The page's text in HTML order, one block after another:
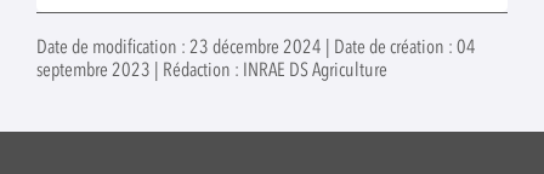
Date de modification : 23 décembre 2024 | Date de création : 04
septembre 2023 | Rédaction : INRAE DS Agriculture